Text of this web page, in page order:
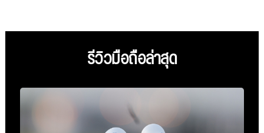
รีวิวมือถือล่าสุด